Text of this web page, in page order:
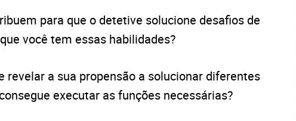
para que o detetive solucione desafios de
você tem essas habilidades?
revelar a sua propensão a solucionar diferentes
executar as funções necessárias?